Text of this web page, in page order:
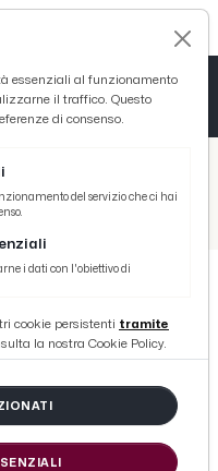
Comunale dopo i lavori di restauro
la
Comunale
essenziali al funzionamento
il traffico. Questo
di consenso.
del servizio che ci hai
i dati con l'obiettivo di
cookie persistenti tramite
la nostra Cookie Policy.